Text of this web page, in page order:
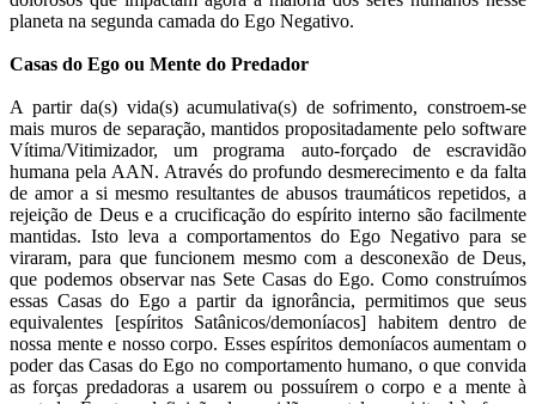
planeta na segunda camada do Ego Negativo.
Casas do Ego ou Mente do Predador
A partir da(s) vida(s) acumulativa(s) de sofrimento, constroem-se
mais muros de separação, mantidos propositadamente pelo software
Vítima/Vitimizador, um programa auto-forçado de escravidão
humana pela AAN. Através do profundo desmerecimento e da falta
de amor a si mesmo resultantes de abusos traumáticos repetidos, a
rejeição de Deus e a crucificação do espírito interno são facilmente
mantidas. Isto leva a comportamentos do Ego Negativo para se
viraram, para que funcionem mesmo com a desconexão de Deus,
que podemos observar nas Sete Casas do Ego. Como construímos
essas Casas do Ego a partir da ignorância, permitimos que seus
equivalentes [espíritos Satânicos/demoníacos] habitem dentro de
nossa mente e nosso corpo. Esses espíritos demoníacos aumentam o
poder das Casas do Ego no comportamento humano, o que convida
as forças predadoras a usarem ou possuírem o corpo e a mente à